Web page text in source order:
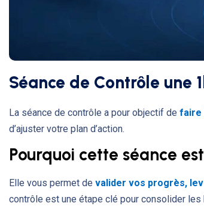
Séance de Contrôle une
La séance de contrôle a pour objectif de faire
d’ajuster votre plan d’action.
Pourquoi cette séance
Elle vous permet de valider vos progrès,
contrôle est une étape clé pour consolider